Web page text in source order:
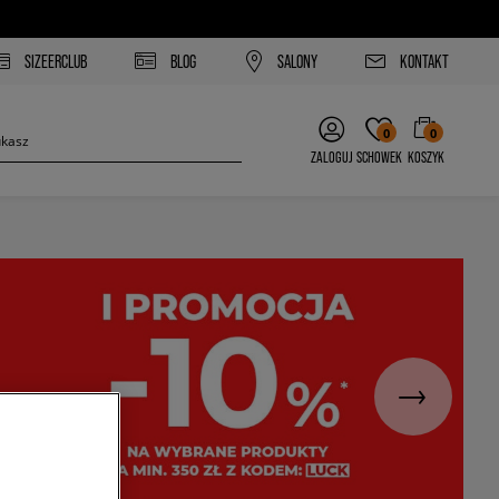
SIZEERCLUB BLOG SALONY KONTAKT
ZALOGUJ
0
SCHOWEK
0
KOSZYK